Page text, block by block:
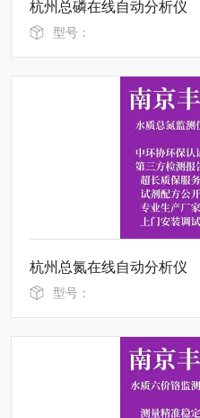
杭州总磷在线自动分析仪
型号：
杭州总氮在线自动分析仪
型号：